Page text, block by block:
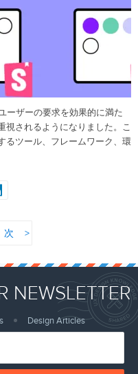
ーザーの要求を効果的に満た
視されるようになりました。こ
るツール、フレームワーク、環
次
NEWSLETTER
Design Articles